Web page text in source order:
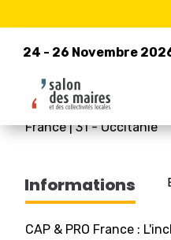
24 - 26 Novembre
24 - 26 Novembre
Retour à la liste des
CAP & PRO
France|31-Occitanie
Informations
CAP & PRO France :